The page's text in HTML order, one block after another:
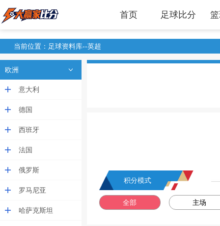
首页 足球比分
当前位置：足球资料库--英超
欧洲
意大利
德国
西班牙
法国
俄罗斯
罗马尼亚
哈萨克斯坦
积分模式
全部 主场